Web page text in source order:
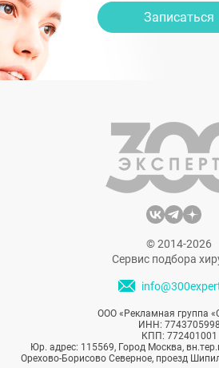
Записаться
© 2014-2026
Сервис подбора
ООО «Рекламная группа
ИНН: 7743705998
КПП: 772401001
Юр. адрес: 115569, Город Москва,
Орехово-Борисово Северное, проезд